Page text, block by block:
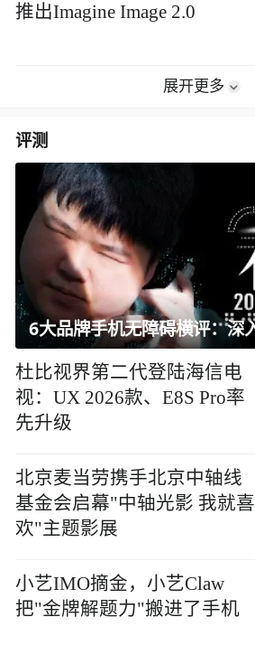
推出Imagine Image 2.0
展开更多
评测
杜比视界第二代登陆海信电
视：UX 2026款、E8S Pro率
先升级
北京麦当劳携手北京中轴线
基金会启幕"中轴光影 我就喜
欢"主题影展
小艺IMO摘金，小艺Claw
把"金牌解题力"搬进了手机